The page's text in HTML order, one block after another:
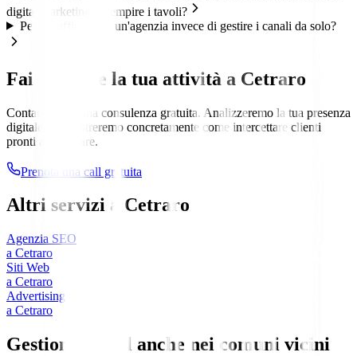
digital marketing a riempire i tavoli?
Perché affidarmi a un'agenzia invece di gestire i canali da solo?
Fai crescere la tua attività a Cetraro
Contattaci per una consulenza gratuita. Analizzeremo la tua presenza
digitale e ti mostreremo concretamente come intercettare clienti
pronti a comprare.
Prenota una call gratuita
Altri servizi a Cetraro
Agenzia SEO
a Cetraro
Siti Web
a Cetraro
Advertising
a Cetraro
Gestione Social anche nei comuni vicini